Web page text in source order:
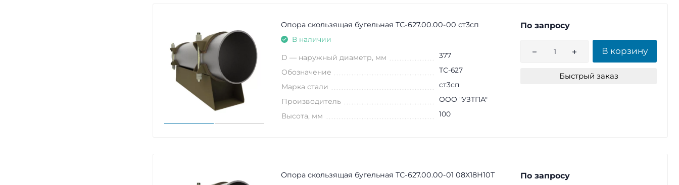
Опора скользящая бугельная ТС-627.00.00-00 ст3сп
В наличии
D — наружный диаметр, мм 377
Обозначение ТС-627
Марка стали ст3сп
Производитель ООО "УЗТПА"
Высота, мм 100
По запросу
В корзину
Быстрый заказ
Опора скользящая бугельная ТС-627.00.00-01 08Х18Н10Т По запросу